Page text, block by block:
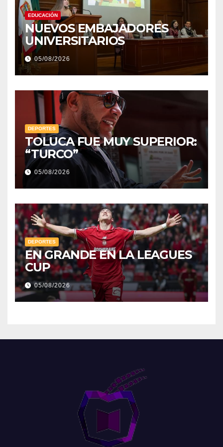
EDUCACIÓN
NUEVOS EMBAJADORES
UNIVERSITARIOS
05/08/2026
DEPORTES
TOLUCA FUE MUY SUPERIOR:
“TURCO”
05/08/2026
DEPORTES
EN GRANDE EN LA LEAGUES
CUP
05/08/2026